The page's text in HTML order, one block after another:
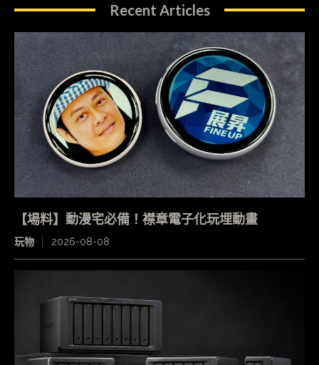
Recent Articles
【場料】動漫宅必備！襟章電子化玩埋動畫
玩物 2026-08-08